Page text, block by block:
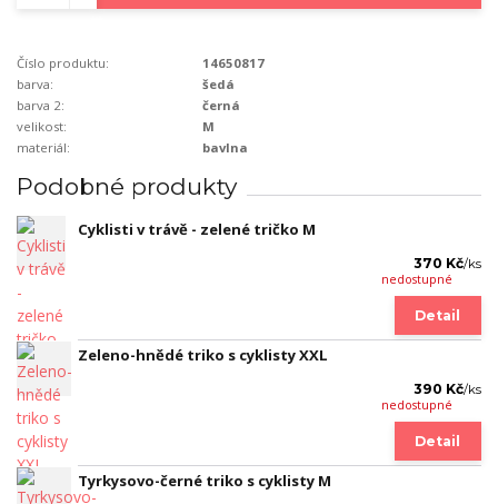
Číslo produktu:
14650817
barva:
šedá
barva 2:
černá
velikost:
M
materiál:
bavlna
Podobné produkty
Cyklisti v trávě - zelené tričko M
370 Kč/ks
nedostupné
Detail
Zeleno-hnědé triko s cyklisty XXL
390 Kč/ks
nedostupné
Detail
Tyrkysovo-černé triko s cyklisty M